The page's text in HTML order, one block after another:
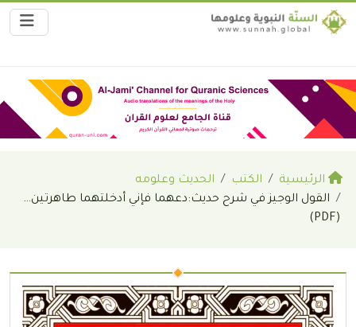
الرئيسية الكتب
الحديث وعلومه
القول الوجيز في شرح حديث:دعهما فإني أدخلتهما طاهرتين…
(PDF)